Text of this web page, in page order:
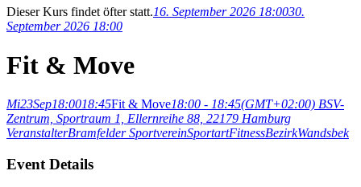
Dieser Kurs findet öfter statt.16. September 2026 18:0030.
September 2026 18:00
Fit & Move
Mi23Sep18:0018:45Fit & Move18:00 - 18:45(GMT+02:00) BSV-
Zentrum, Sportraum 1, Ellernreihe 88, 22179 Hamburg
VeranstalterBramfelder SportvereinSportartFitnessBezirkWandsbek
Event Details